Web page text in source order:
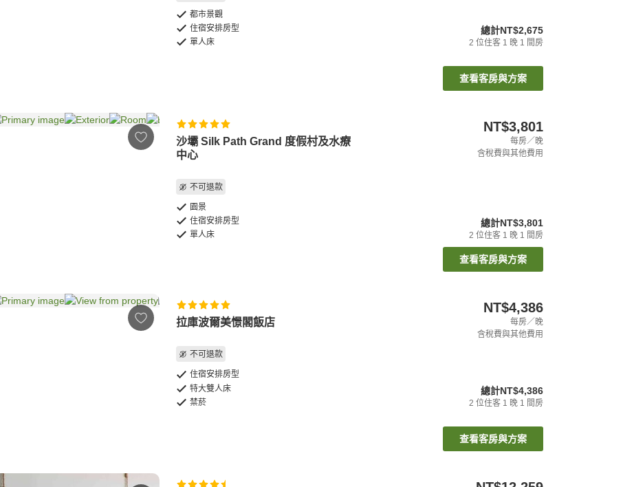
都市景觀
住宿安排房型
單人床
總計NT$2,675
2 位住客 1 晚 1 間房
查看客房與方案
沙壩 Silk Path Grand 度假村及水療
中心
不可退款
園景
住宿安排房型
單人床
NT$3,801
每房／晚
含稅費與其他費用
總計NT$3,801
2 位住客 1 晚 1 間房
查看客房與方案
拉庫波爾美憬閣飯店
不可退款
住宿安排房型
特大雙人床
禁菸
NT$4,386
每房／晚
含稅費與其他費用
總計NT$4,386
2 位住客 1 晚 1 間房
查看客房與方案